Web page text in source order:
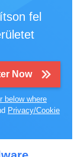
fel
Now
below where
Privacy/Cookie